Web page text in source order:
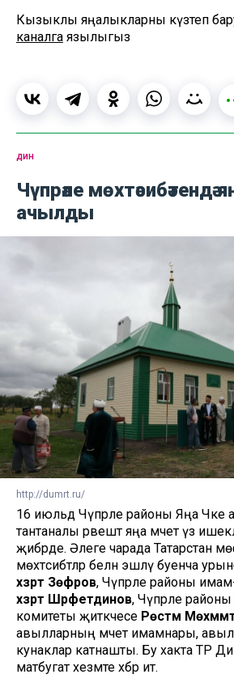
Кызыклы яңалыкларны күзәтеп
каналга язылыгыз
дин
Чүпрәле мөхтәсибәтендә
ачылды
http://dumrt.ru/
16 июльдә Чүпрәле районы Яңа
тантаналы рәвештә яңа мәчет үз
җибәрде. Әлеге чарада Татарстан
мөхтәсибәтләр белән эшләү буенча
хәзрәт Зөфәров, Чүпрәле районы
хәзрәт Шәрәфетдинов, Чүпрәле
комитеты җитәкчесе Рөстәм
авылларның мәчет имамнары,
кунаклар катнашты. Бу хакта ТР
матбугат хезмәте хәбәр итә.